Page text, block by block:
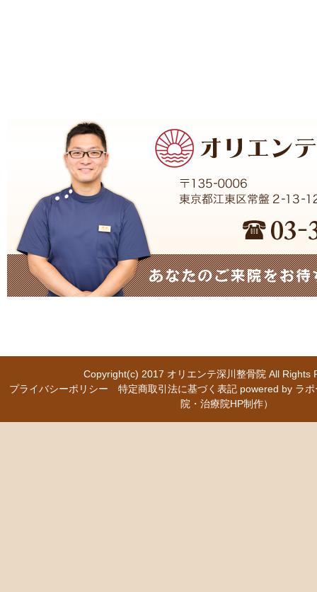
Copyright(c) 2017 オリエンテ深川整骨院 All
プライバシーポリシー
特定商取引法に基づく表記 powered by ラ
院・治療院HP制作）